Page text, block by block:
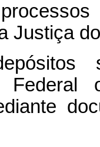
Justiça
Federal